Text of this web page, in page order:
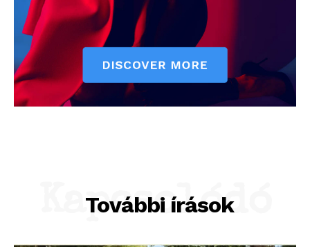
További írások
Kapcsolódó